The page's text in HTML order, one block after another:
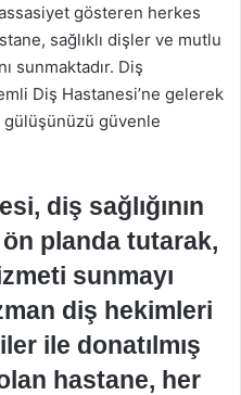
gösteren herkes
sağlıklı dişler ve mutlu
sunmaktadır. Diş
Diş Hastanesi’ne gelerek
güvenle
diş sağlığının
planda tutarak,
sunmayı
diş hekimleri
ile donatılmış
hastane, her